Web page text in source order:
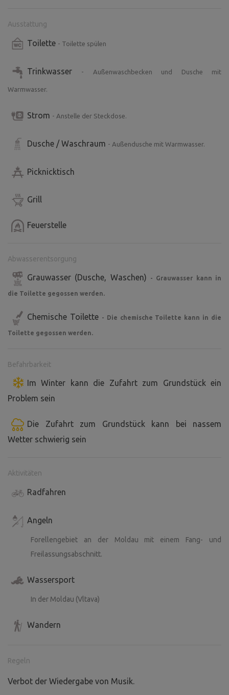
Ausstattung
Toilette - Toilette spülen
Trinkwasser - Außenwaschbecken und Dusche mit
Warmwasser.
Strom - Anstelle der Steckdose.
Dusche / Waschraum - Außendusche mit Warmwasser.
Picknicktisch
Grill
Feuerstelle
Abwasserentsorgung
Grauwasser (Dusche, Waschen) - Grauwasser kann in
die Toilette gegossen werden.
Chemische Toilette - Die chemische Toilette kann in die
Toilette gegossen werden.
Befahrbarkeit
Im Winter kann die Zufahrt zum Grundstück ein
Problem sein
Die Zufahrt zum Grundstück kann bei nassem
Wetter schwierig sein
Aktivitäten
Radfahren
Angeln
Forellengebiet an der Moldau mit einem Fang- und
Freilassungsabschnitt.
Wassersport
In der Moldau (Vltava)
Wandern
Regeln
Verbot der Wiedergabe von Musik.